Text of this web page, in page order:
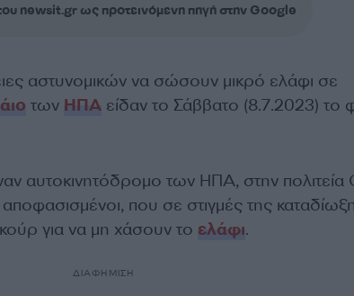
newsit.gr ως προτεινόμενη πηγή στην Google
αστυνομικών να σώσουν μικρό ελάφι σε
των ΗΠΑείδαν το Σάββατο (8.7.2023) το
αυτοκινητόδρομο των ΗΠΑ, στην πολιτεία
αποφασισμένοι, που σε στιγμές της
για να μη χάσουν το ελάφι.
ΔΙΑΦΗΜΙΣΗ